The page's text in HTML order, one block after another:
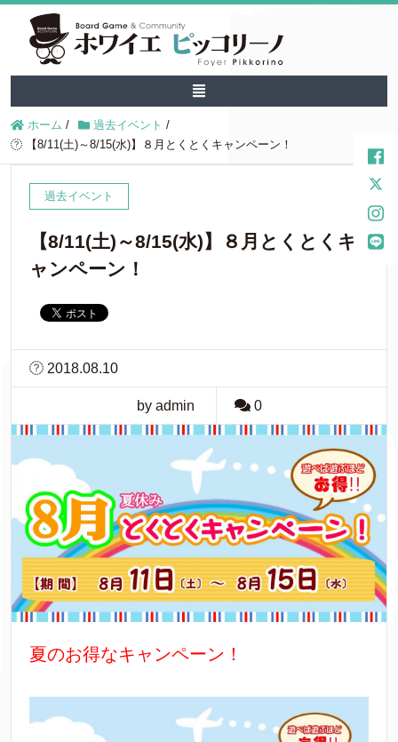
ホーム / 過去イベント /
【8/11(土)～8/15(水)】８月とくとくキャンペーン！
過去イベント
【8/11(土)～8/15(水)】８月とくとくキ
ャンペーン！
2018.08.10
by admin 0
夏のお得なキャンペーン！